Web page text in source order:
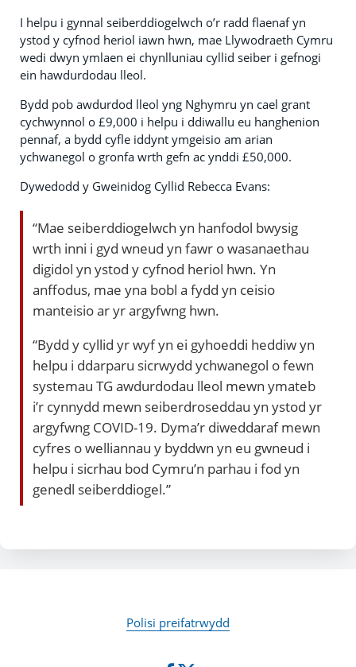
I helpu i gynnal seiberddiogelwch o’r radd flaenaf yn
ystod y cyfnod heriol iawn hwn, mae Llywodraeth Cymru
wedi dwyn ymlaen ei chynlluniau cyllid seiber i gefnogi
ein hawdurdodau lleol.
Bydd pob awdurdod lleol yng Nghymru yn cael grant
cychwynnol o £9,000 i helpu i ddiwallu eu hanghenion
pennaf, a bydd cyfle iddynt ymgeisio am arian
ychwanegol o gronfa wrth gefn ac ynddi £50,000.
Dywedodd y Gweinidog Cyllid Rebecca Evans:
“Mae seiberddiogelwch yn hanfodol bwysig
wrth inni i gyd wneud yn fawr o wasanaethau
digidol yn ystod y cyfnod heriol hwn. Yn
anffodus, mae yna bobl a fydd yn ceisio
manteisio ar yr argyfwng hwn.
“Bydd y cyllid yr wyf yn ei gyhoeddi heddiw yn
helpu i ddarparu sicrwydd ychwanegol o fewn
systemau TG awdurdodau lleol mewn ymateb
i’r cynnydd mewn seiberdroseddau yn ystod yr
argyfwng COVID-19. Dyma’r diweddaraf mewn
cyfres o welliannau y byddwn yn eu gwneud i
helpu i sicrhau bod Cymru’n parhau i fod yn
genedl seiberddiogel.”
Polisi preifatrwydd